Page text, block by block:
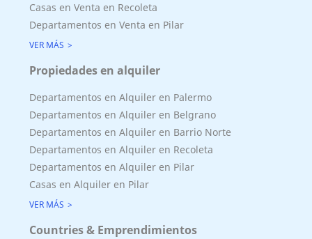
Casas en Venta en Recoleta
Departamentos en Venta en Pilar
VER MÁS
Propiedades en alquiler
Departamentos en Alquiler en Palermo
Departamentos en Alquiler en Belgrano
Departamentos en Alquiler en Barrio Norte
Departamentos en Alquiler en Recoleta
Departamentos en Alquiler en Pilar
Casas en Alquiler en Pilar
VER MÁS
Countries & Emprendimientos